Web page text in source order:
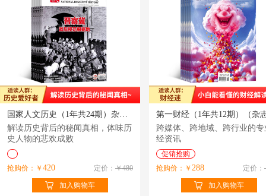
国家人文历史（1年共24期）杂志订阅
解读历史背后的秘闻真相，体味历
史人物的悲欢成败
抢购价：￥ 420 定价： ￥480
加入购物车
跨媒体、跨地域、跨行业的专
经资讯
促销抢购
抢购价：￥ 288 定价：
加入购物车